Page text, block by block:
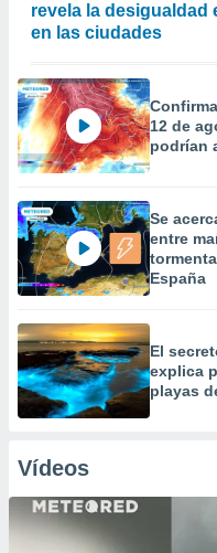
revela la desigualdad
en las ciudades
12 de
podrían
Se
entre
España
El
explica
playas
Vídeos